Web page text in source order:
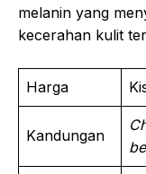
melanin yang
kecerahan kulit
Harga
Kandungan